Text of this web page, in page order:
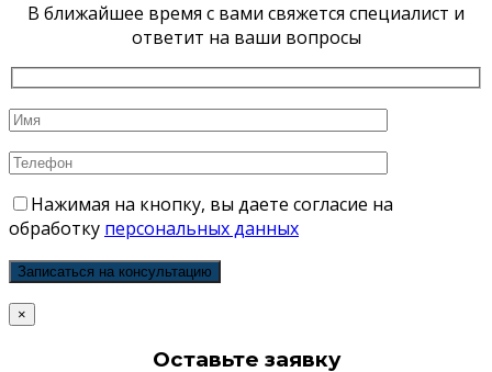
В ближайшее время с вами свяжется специалист и
ответит на ваши вопросы
Нажимая на кнопку, вы даете согласие на
обработку персональных данных
×
Оставьте заявку